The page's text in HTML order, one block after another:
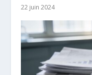
22 juin 2024